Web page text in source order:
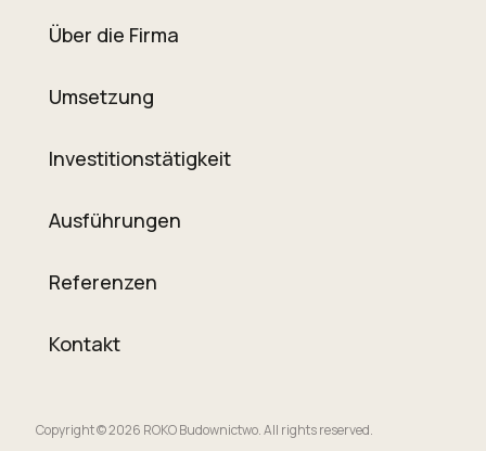
Über die Firma
Umsetzung
Investitionstätigkeit
Ausführungen
Referenzen
Kontakt
Copyright © 2026 ROKO Budownictwo. All rights reserved.